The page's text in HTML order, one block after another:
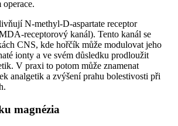
operace.
N-methyl-D-aspartate receptor
receptorový kanál). Tento kanál se
CNS, kde hořčík může modulovat jeho
ionty a ve svém důsledku prodloužit
V praxi to potom může znamenat
analgetik a zvýšení prahu bolestivosti při
magnézia